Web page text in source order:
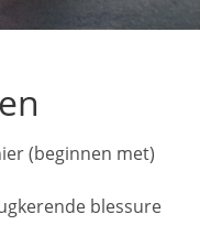
(beginnen met)
blessure